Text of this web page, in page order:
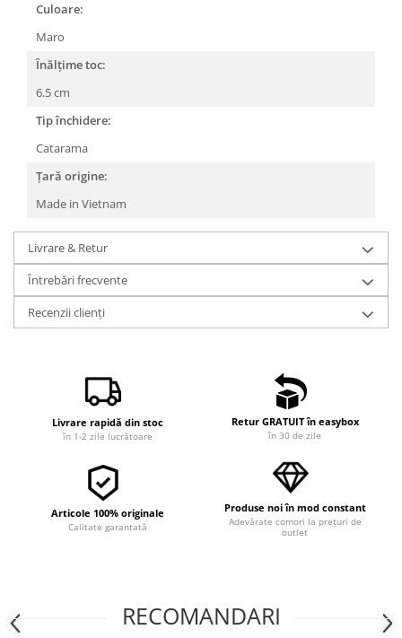
Culoare:
Maro
Înălțime toc:
6.5 cm
Tip închidere:
Catarama
Țară origine:
Made in Vietnam
Livrare & Retur
Întrebări frecvente
Recenzii clienți
Livrare rapidă din stoc
în 1-2 zile lucrătoare
Retur GRATUIT în easybox
în 30 de zile
Articole 100% originale
Calitate garantată
Produse noi în mod constant
Adevărate comori la prețuri de
outlet
RECOMANDARI